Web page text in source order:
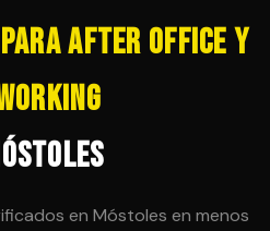
para After Office y
en Móstoles en menos